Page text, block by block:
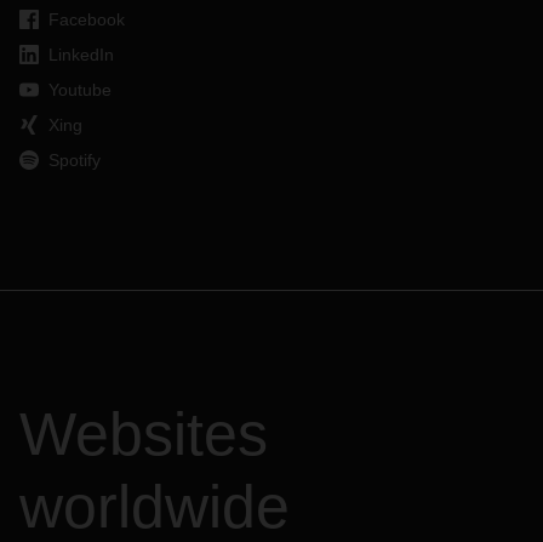
Facebook
LinkedIn
Youtube
Xing
Spotify
Websites
worldwide